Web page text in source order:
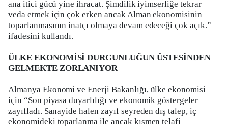
ana itici gücü yine ihracat. Şimdilik iyimserliğe tekrar
veda etmek için çok erken ancak Alman ekonomisinin
toparlanmasının inatçı olmaya devam edeceği çok açık.”
ifadesini kullandı.
ÜLKE EKONOMİSİ DURGUNLUĞUN ÜSTESİNDEN
GELMEKTE ZORLANIYOR
Almanya Ekonomi ve Enerji Bakanlığı, ülke ekonomisi
için “Son piyasa duyarlılığı ve ekonomik göstergeler
zayıfladı. Sanayide halen zayıf seyreden dış talep, iç
ekonomideki toparlanma ile ancak kısmen telafi